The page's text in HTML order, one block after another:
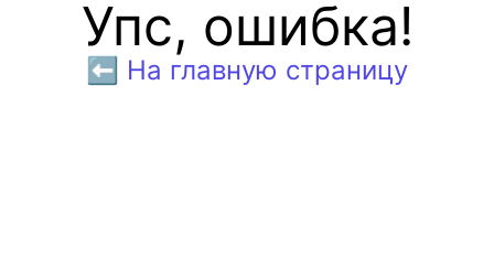
Упс, ошибка!
⬅️ На главную страницу